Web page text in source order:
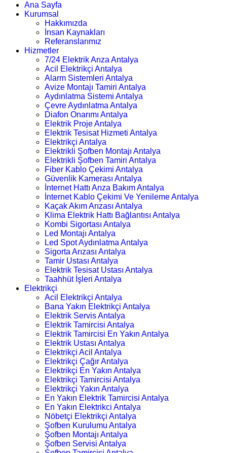
Ana Sayfa
Kurumsal
Hakkımızda
İnsan Kaynakları
Referanslarımız
Hizmetler
7/24 Elektrik Arıza Antalya
Acil Elektrikçi Antalya
Alarm Sistemleri Antalya
Avize Montajı Tamiri Antalya
Aydınlatma Sistemi Antalya
Çevre Aydınlatma Antalya
Diafon Onarımı Antalya
Elektrik Proje Antalya
Elektrik Tesisat Hizmeti Antalya
Elektrikçi Antalya
Elektrikli Şofben Montajı Antalya
Elektrikli Şofben Tamiri Antalya
Fiber Kablo Çekimi Antalya
Güvenlik Kamerası Antalya
İnternet Hattı Arıza Bakım Antalya
İnternet Kablo Çekimi Ve Yenileme Antalya
Kaçak Akım Arızası Antalya
Klima Elektrik Hattı Bağlantısı Antalya
Kombi Sigortası Antalya
Led Montajı Antalya
Led Spot Aydınlatma Antalya
Sigorta Arızası Antalya
Tamir Ustası Antalya
Elektrik Tesisat Ustası Antalya
Taahhüt İşleri Antalya
Elektrikçi
Acil Elektrikçi Antalya
Bana Yakın Elektrikçi Antalya
Elektrik Servis Antalya
Elektrik Tamircisi Antalya
Elektrik Tamircisi En Yakın Antalya
Elektrik Ustası Antalya
Elektrikçi Acil Antalya
Elektrikçi Çağır Antalya
Elektrikçi En Yakın Antalya
Elektrikçi Tamircisi Antalya
Elektrikçi Yakın Antalya
En Yakın Elektrik Tamircisi Antalya
En Yakın Elektrikci Antalya
Nöbetçi Elektrikçi Antalya
Şofben Kurulumu Antalya
Şofben Montajı Antalya
Şofben Servisi Antalya